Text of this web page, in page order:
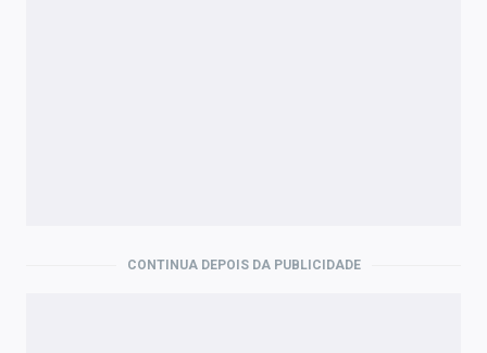
CONTINUA DEPOIS DA PUBLICIDADE